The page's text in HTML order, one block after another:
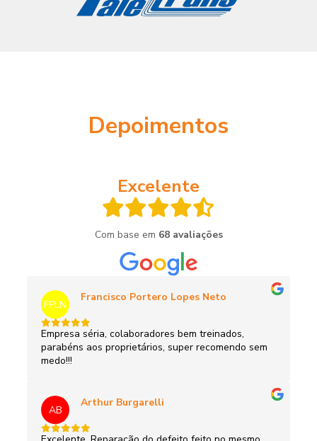
Depoimentos
Excelente
Com base em 68 avaliações
FPLN
Francisco Portero Lopes Neto
Empresa séria, colaboradores bem treinados,
parabéns aos proprietários, super recomendo sem
medo!!!
AB
Arthur Burgarelli